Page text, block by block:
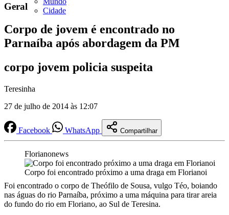
Cidade
Geral
Corpo de jovem é encontrado no
Parnaíba após abordagem da PM
corpo jovem policia suspeita
Teresinha
27 de julho de 2014 às 12:07
Facebook WhatsApp Compartilhar
Florianonews
Corpo foi encontrado próximo a uma draga em Florianoi
Foi encontrado o corpo de Theófilo de Sousa, vulgo Téo, boiando
nas águas do rio Parnaíba, próximo a uma máquina para tirar areia
do fundo do rio em Floriano, ao Sul de Teresina.